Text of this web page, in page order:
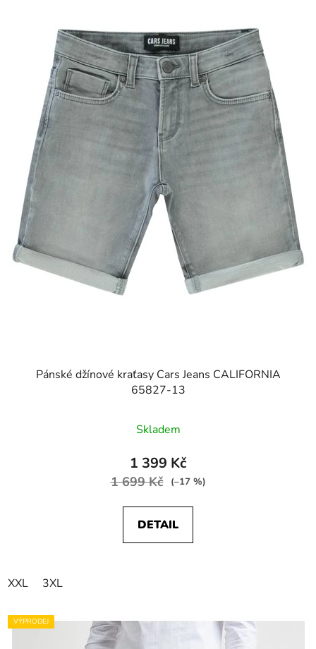
Pánské džínové kraťasy Cars Jeans CALIFORNIA
65827-13
Skladem
1 399 Kč
1 699 Kč (–17 %)
DETAIL
XXL 3XL
VÝPRODEJ